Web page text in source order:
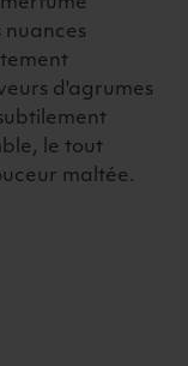
nuances
d'agrumes
le tout
maltée.